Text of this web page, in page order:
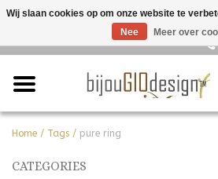
Home / Tags / pure ring
CATEGORIES
Wij slaan cookies op om onze website te
Nee
Meer over